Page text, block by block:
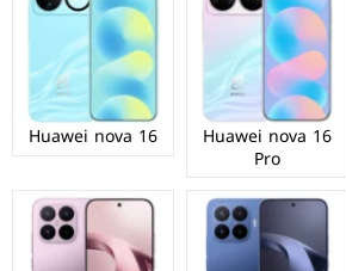
Huawei nova 16
Pro
Huawei nova 16